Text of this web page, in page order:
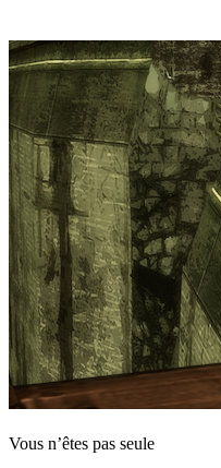
Vous n’êtes pas seule